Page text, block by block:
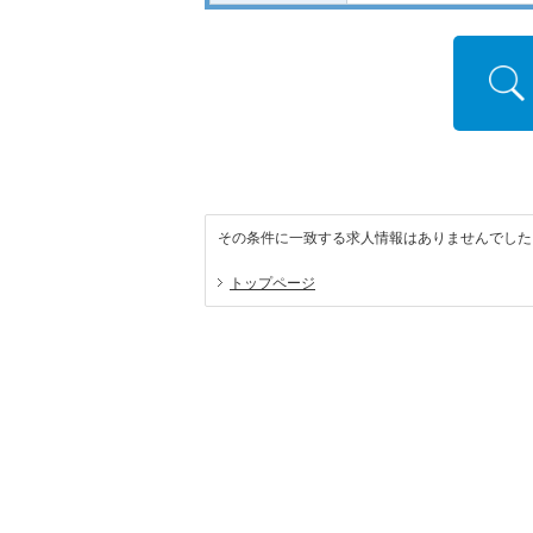
その条件に一致する求人情報はありませんでし
トップページ